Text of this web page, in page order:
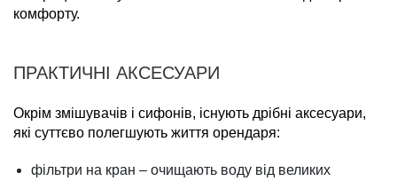
комфорту.
ПРАКТИЧНІ АКСЕСУАРИ
Окрім змішувачів і сифонів, існують дрібні аксесуари,
які суттєво полегшують життя орендаря:
фільтри на кран – очищають воду від великих